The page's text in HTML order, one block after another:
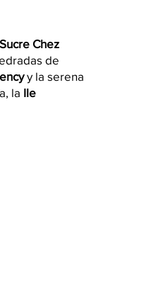
Chez
de
y la serena
la Ile